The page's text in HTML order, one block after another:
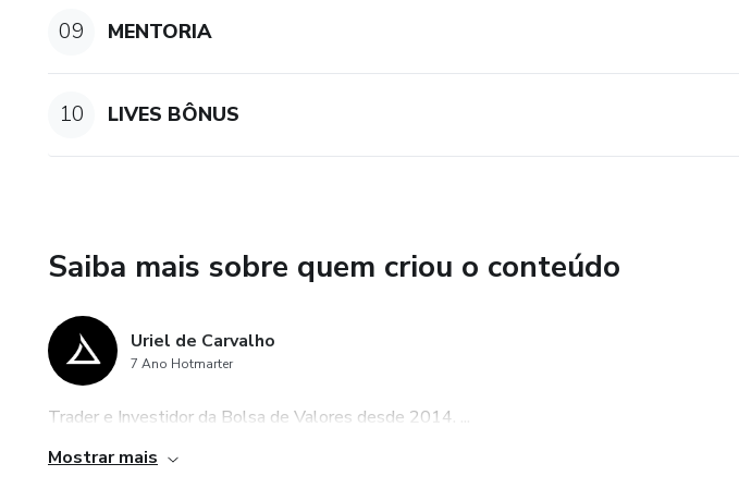
09 MENTORIA
10 LIVES BÔNUS
Saiba mais sobre quem criou o conteúdo
Uriel de Carvalho
7 Ano Hotmarter
Trader e Investidor da Bolsa de Valores desde 2014. ...
Mostrar mais